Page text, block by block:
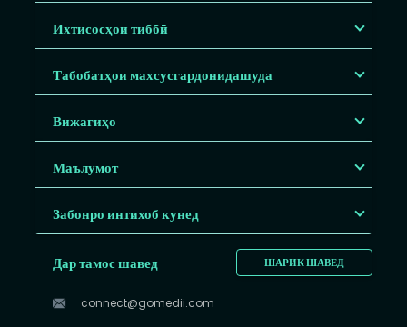
Ихтисосҳои тиббӣ
Табобатҳои махсусгардонидашуда
Вижагиҳо
Маълумот
Забонро интихоб кунед
ШАРИК ШАВЕД
Дар тамос шавед
connect@gomedii.com